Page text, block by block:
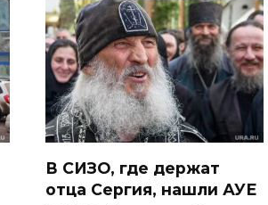
В СИЗО, где держат
отца Сергия, нашли АУЕ